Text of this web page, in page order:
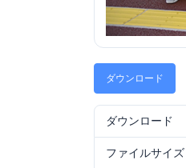
ダウンロード
ダウンロード
ファイルサイズ